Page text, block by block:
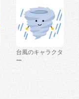
台風のキャラクタ
ー